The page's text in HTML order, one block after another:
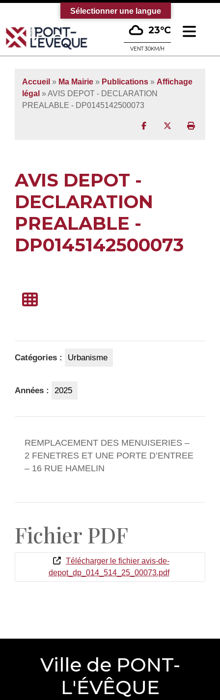
Bienvenue sur le site officiel de la
23°C
VENT 30KM/H
Accueil » Ma Mairie » Publications » Affichage
légal » AVIS DEPOT - DECLARATION
PREALABLE - DP0145142500073
Partager surPartager sur
AVIS DEPOT -
DECLARATION
PREALABLE -
DP0145142500073
Catégories : Urbanisme
Années : 2025
REMPLACEMENT DES MENUISERIES –
2 FENETRES ET UNE PORTE D’ENTREE
– 16 RUE HAMELIN
Fichier PDF
Télécharger le fichier avis-de-
depot_dp_014_514_25_00073.pdf
Ville de PONT-
L'ÉVÊQUE
Sélectionner une langue